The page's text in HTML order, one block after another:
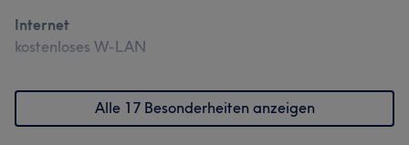
Internet
kostenloses W-LAN
Alle 17 Besonderheiten anzeigen